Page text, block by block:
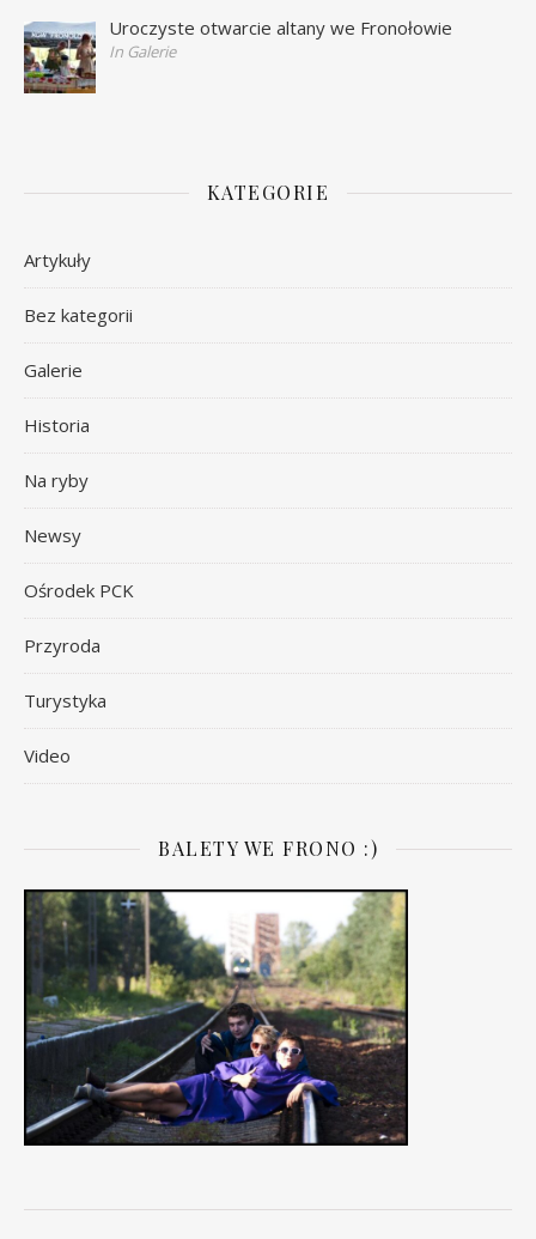
Uroczyste otwarcie altany we Fronołowie
In Galerie
KATEGORIE
Artykuły
Bez kategorii
Galerie
Historia
Na ryby
Newsy
Ośrodek PCK
Przyroda
Turystyka
Video
BALETY WE FRONO :)